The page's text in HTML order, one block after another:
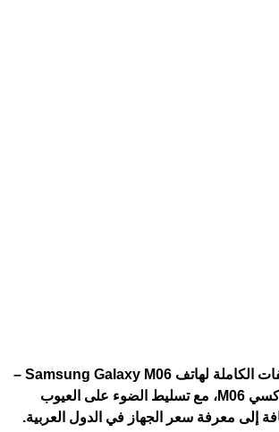
تعرف على المواصفات الكاملة لهاتف Samsung Galaxy M06 –
سامسونج جالاكسي M06، مع تسليط الضوء على العيوب
إلى معرفة سعر الجهاز في الدول العربية.